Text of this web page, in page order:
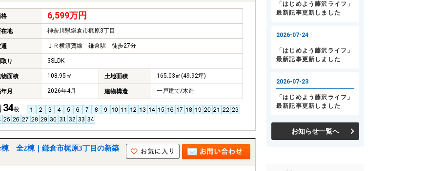
6,599万円
在地 神奈川県鎌倉市梶原3丁目
ＪＲ横須賀線 鎌倉駅 徒歩27分
取り 3SLDK
面積 108.95㎡ 土地面積 165.03㎡(49.92坪)
月 2026年4月 建物構造 一戸建て/木造
34枚
全2棟｜鎌倉市梶原3丁目の新築
お知らせ一覧へ